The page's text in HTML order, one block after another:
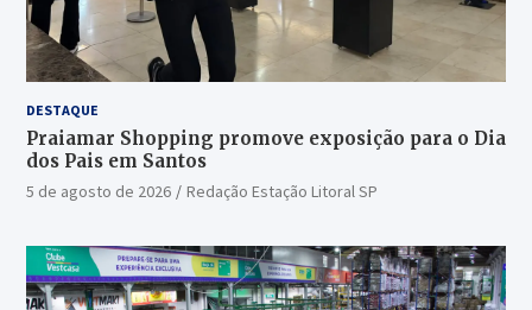
DESTAQUE
Praiamar Shopping promove exposição para o Dia
dos Pais em Santos
5 de agosto de 2026 Redação Estação Litoral SP